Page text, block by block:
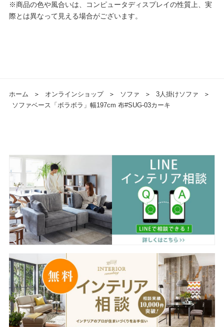
※商品の色や風合いは、コンピュータディスプレイの性質上、実
際とは異なって見える場合がございます。
ホーム ＞ オンラインショップ ＞ ソファ ＞ 3人掛けソファ
＞
ソファベース「ボラボラ」幅197cm 布#SUG-03カーキ